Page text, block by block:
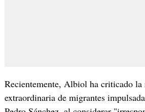
Recientemente, Albiol ha criticado la
extraordinaria de migrantes